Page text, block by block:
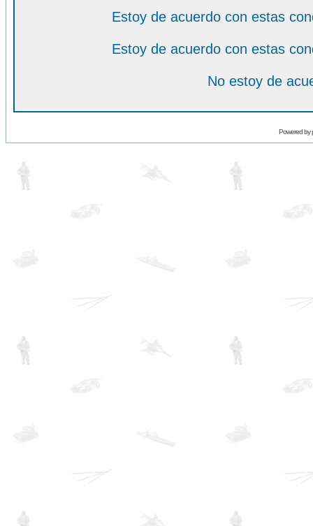
Estoy de acuerdo con estas
Estoy de acuerdo con estas
No estoy de
Powered by